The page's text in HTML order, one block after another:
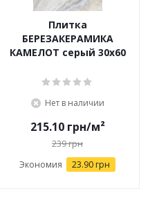
Плитка
БЕРЕЗАКЕРАМИКА
КАМЕЛОТ серый 30х60
Нет в наличии
215.10грн/м²
239грн
Экономия 23.90 грн